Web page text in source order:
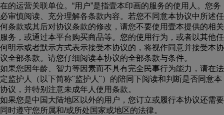
在的运营关联单位。“用户”是指壹本印画的服务的使用人。您务
必审慎阅读、充分理解各条款内容。若您不同意本协议中所述任
何条款或其后对协议条款的修改，请您不要使用壹本提供的相关
服务，或通过本平台购买商品等。您的使用行为，或者以其他任
何明示或者默示方式表示接受本协议的，将视作同意并接受本协
议全部条款。请您仔细阅读本协议的全部条款与条件。
如果您因年龄、智力等因素而不具有完全民事行为能力，请在法
定监护人（以下简称"监护人"）的陪同下阅读和判断是否同意本
协议，并特别注意未成年人使用条款。
如果您是中国大陆地区以外的用户，您订立或履行本协议还需要
同时遵守您所属和/或所处国家或地区的法律。